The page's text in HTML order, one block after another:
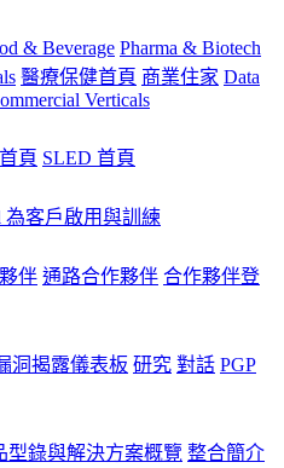
& Beverage Pharma & Biotech
醫療保健首頁 商業住家 Data
Verticals
頁 SLED 首頁
為客戶啟用與訓練
伴 通路合作夥伴 合作夥伴登
洞揭露儀表板 研究 對話 PGP
型錄與解決方案概覽 整合簡介